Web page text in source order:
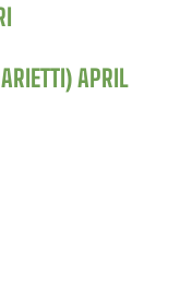
APRIL